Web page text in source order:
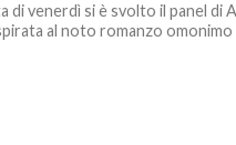
di venerdì si è svolto il panel di
al noto romanzo